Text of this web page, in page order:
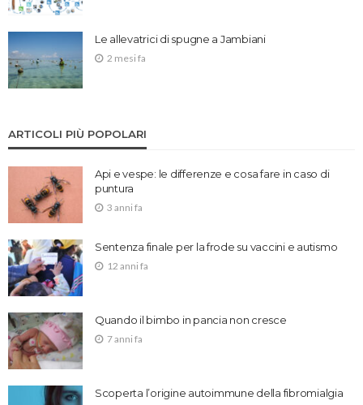
Le allevatrici di spugne a Jambiani
2 mesi fa
ARTICOLI PIÙ POPOLARI
Api e vespe: le differenze e cosa fare in caso di
puntura
3 anni fa
Sentenza finale per la frode su vaccini e autismo
12 anni fa
Quando il bimbo in pancia non cresce
7 anni fa
Scoperta l’origine autoimmune della fibromialgia